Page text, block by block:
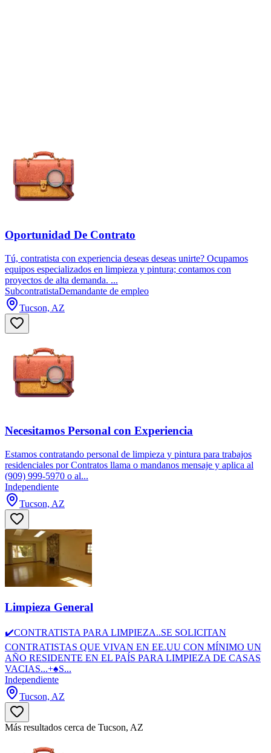
Oportunidad De Contrato
Tú, contratista con experiencia deseas deseas unirte? Ocupamos
equipos especializados en limpieza y pintura; contamos con
proyectos de alta demanda. ...
SubcontratistaDemandante de empleo
Tucson, AZ
Necesitamos Personal con Experiencia
Estamos contratando personal de limpieza y pintura para trabajos
residenciales por Contratos llama o mandanos mensaje y aplica al
(909) 999-5970 o al...
Independiente
Tucson, AZ
Limpieza General
✔️CONTRATISTA PARA LIMPIEZA..SE SOLICITAN
CONTRATISTAS QUE VIVAN EN EE.UU CON MÍNIMO UN
AÑO RESIDENTE EN EL PAÍS PARA LIMPIEZA DE CASAS
VACIAS...+♠️S...
Independiente
Tucson, AZ
Más resultados cerca de Tucson, AZ